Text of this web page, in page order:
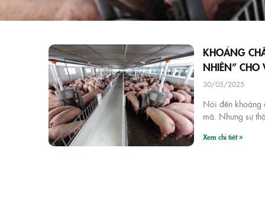
KHOÁNG
NHIÊN” CHO
30/05/2025
Nói đến khoáng
mã. Nhưng sự
Xem chi tiết »